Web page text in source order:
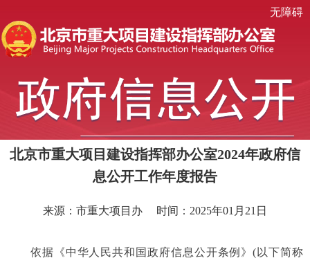
无障碍
北京市重大项目建设指挥部办公室2024年政府信
息公开工作年度报告
来源：市重大项目办 时间：2025年01月21日
依据《中华人民共和国政府信息公开条例》(以下简称